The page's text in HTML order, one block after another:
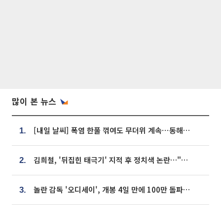
많이 본 뉴스
1. [내일 날씨] 폭염 한풀 꺾여도 무더위 계속⋯동해안 이틀 연속 비
2. 김희철, '뒤집힌 태극기' 지적 후 정치색 논란…"좌우 떠나 우리나라 국기"
3. 놀란 감독 '오디세이', 개봉 4일 만에 100만 돌파⋯'왕사남' 보다 빠르다